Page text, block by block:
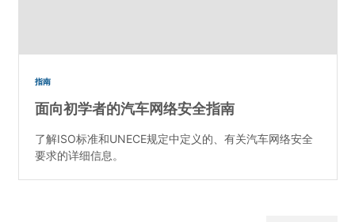
指南
面向初学者的汽车网络安全指南
了解ISO标准和UNECE规定中定义的、有关汽车网络安全
要求的详细信息。